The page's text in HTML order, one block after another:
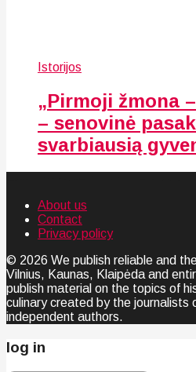
Istorijos
„Pirmoji žmona
– senovinė
svarbiausią
About us
Contact
Privacy policy
© 2026 We publish reliable and
Vilnius, Kaunas, Klaipėda and
publish material on the topics of
culinary created by the journalists
independent authors.
log in